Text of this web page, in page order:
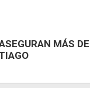
MÁS